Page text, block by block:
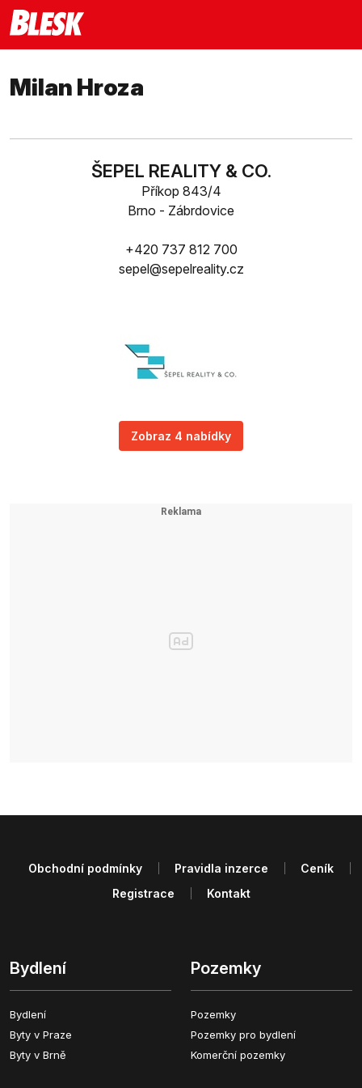
Milan Hroza
ŠEPEL REALITY & CO.
Příkop 843/4
Brno - Zábrdovice
+420 737 812 700
sepel@sepelreality.cz
Zobraz 4 nabídky
Bydlení
Bydlení
Byty v Praze
Byty v Brně
Pozemky
Pozemky
Pozemky pro bydlení
Komerční pozemky
Obchodní podmínky Pravidla inzerce
Ceník
Registrace
Kontakt